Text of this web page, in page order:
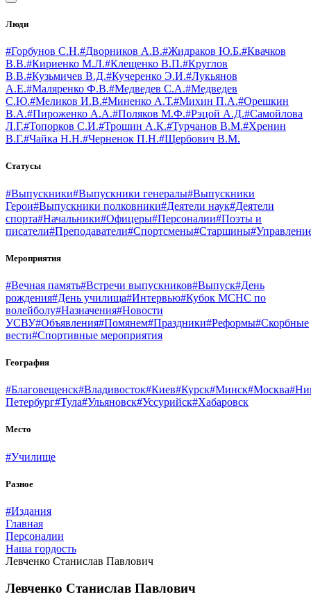
Люди
#Горбунов С.Н.#Дворников А.В.#Жидраков Ю.Б.#Квачков
В.В.#Кириенко М.Л.#Клещенко В.П.#Круглов
В.В.#Кузьмичев В.Д.#Кучеренко Э.И.#Лукьянов
А.Е.#Маляренко Ф.В.#Медведев С.А.#Медведев
С.Ю.#Меликов И.В.#Миненко А.Т.#Михин П.А.#Орешкин
В.А.#Пироженко А.А.#Поляков М.Ф.#Рэцой А.Д.#Самойлова
Л.Г.#Топорков С.И.#Трошин А.К.#Турчанов В.М.#Хренин
В.Г.#Чайка Н.Н.#Черненок П.Н.#Щербович В.М.
Статусы
#Выпускники#Выпускники генералы#Выпускники
Герои#Выпускники полковники#Деятели наук#Деятели
спорта#Начальники#Офицеры#Персоналии#Поэты и
писатели#Преподаватели#Спортсмены#Старшины
Мероприятия
#Вечная память#Встречи выпускников#Выпуск#День
рождения#День училища#Интервью#Кубок МСНС по
волейболу#Назначения#Новости
УСВУ#Объявления#Помянем#Праздники#Реформы#Скорбные
вести#Спортивные мероприятия
География
#Благовещенск#Владивосток#Киев#Курск#Минск#Москва
Петербург#Тула#Ульяновск#Уссурийск#Хабаровск
Место
#Училище
Разное
#Издания
Главная
Персоналии
Наша гордость
Левченко Станислав Павлович
Левченко Станислав Павлович